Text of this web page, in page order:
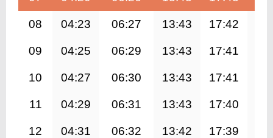
08 04:23 06:27 13:43 17:42
09 04:25 06:29 13:43 17:41
10 04:27 06:30 13:43 17:41
11 04:29 06:31 13:43 17:40
12 04:31 06:32 13:42 17:39